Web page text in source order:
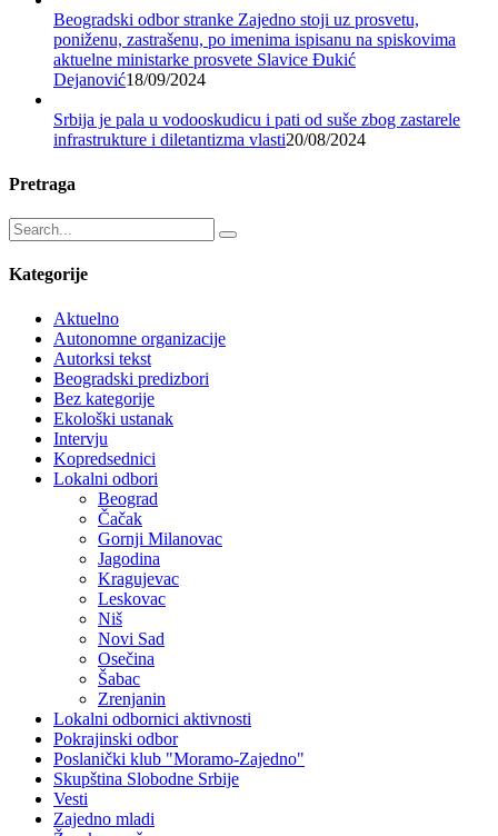
Beogradski odbor stranke Zajedno stoji uz prosvetu,
poniženu, zastrašenu, po imenima ispisanu na spiskovima
aktuelne ministarke prosvete Slavice Đukić
Dejanović18/09/2024
Srbija je pala u vodooskudicu i pati od suše zbog zastarele
infrastrukture i diletantizma vlasti20/08/2024
Pretraga
Kategorije
Aktuelno
Autonomne organizacije
Autorksi tekst
Beogradski predizbori
Bez kategorije
Ekološki ustanak
Intervju
Kopredsednici
Lokalni odbori
Beograd
Čačak
Gornji Milanovac
Jagodina
Kragujevac
Leskovac
Niš
Novi Sad
Osečina
Šabac
Zrenjanin
Lokalni odbornici aktivnosti
Pokrajinski odbor
Poslanički klub "Moramo-Zajedno"
Skupština Slobodne Srbije
Vesti
Zajedno mladi